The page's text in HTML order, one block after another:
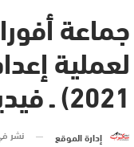
جماعة
2021) ـ فيديو
إدارة الموقع نشر